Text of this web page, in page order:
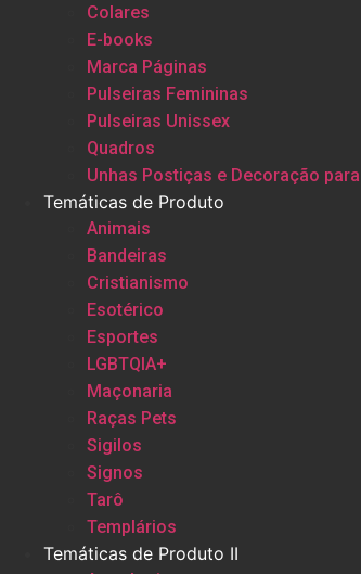
Colares
E-books
Marca Páginas
Pulseiras Femininas
Pulseiras Unissex
Quadros
Unhas Postiças e Decoração
Temáticas de Produto
Animais
Bandeiras
Cristianismo
Esotérico
Esportes
LGBTQIA+
Maçonaria
Raças Pets
Sigilos
Signos
Tarô
Templários
Temáticas de Produto II